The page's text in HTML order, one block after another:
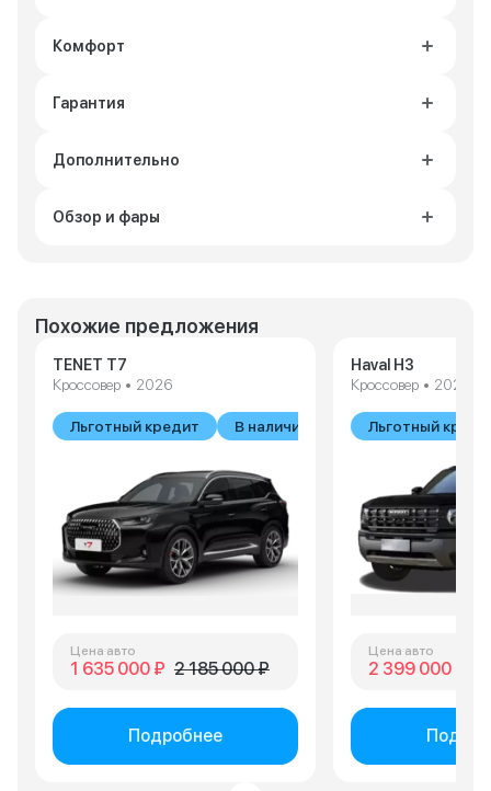
Комфорт
Гарантия
Дополнительно
Обзор и фары
Похожие предложения
TENET T7
Кроссовер • 2026
Льготный кредит В наличии
Цена авто
1 635 000 ₽ 2 185 000 ₽
Подробнее
Haval H3
Кроссовер • 2026
Льготный
Цена авто
2 399 000 ₽